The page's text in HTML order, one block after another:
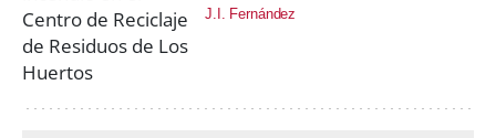
J.I. Fernández